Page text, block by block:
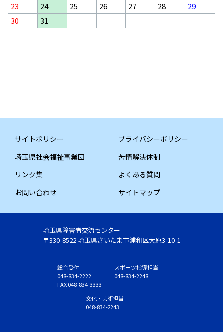
23
24 25 26 27 28
29
30
31
サイトポリシー
プライバシーポリシー
埼玉県社会福祉事業団
苦情解決体制
リンク集
よくある質問
お問い合わせ
サイトマップ
埼玉県障害者交流センター
〒330-8522 埼玉県さいたま市浦和区大原3-10-1
総合受付
048-834-2222
FAX 048-834-3333
スポーツ指導担当
048-834-2248
文化・芸術担当
048-834-2243